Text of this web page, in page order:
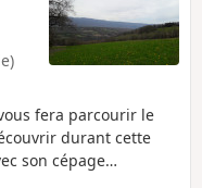
fera parcourir le
durant cette
son cépage